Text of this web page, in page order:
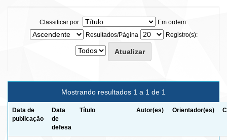
Classificar por:
Em ordem:
Resultados/Página
Registro(s):
Mostrando resultados 1 a 1 de 1
Data de
publicação
Data
de
defesa
Título Autor(es) Orientador(es)